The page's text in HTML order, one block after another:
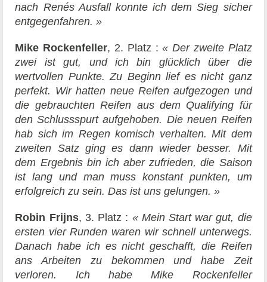
nach Renés Ausfall konnte ich dem Sieg sicher
entgegenfahren. »
Mike Rockenfeller, 2. Platz : « Der zweite Platz
zwei ist gut, und ich bin glücklich über die
wertvollen Punkte. Zu Beginn lief es nicht ganz
perfekt. Wir hatten neue Reifen aufgezogen und
die gebrauchten Reifen aus dem Qualifying für
den Schlussspurt aufgehoben. Die neuen Reifen
hab sich im Regen komisch verhalten. Mit dem
zweiten Satz ging es dann wieder besser. Mit
dem Ergebnis bin ich aber zufrieden, die Saison
ist lang und man muss konstant punkten, um
erfolgreich zu sein. Das ist uns gelungen. »
Robin Frijns, 3. Platz : « Mein Start war gut, die
ersten vier Runden waren wir schnell unterwegs.
Danach habe ich es nicht geschafft, die Reifen
ans Arbeiten zu bekommen und habe Zeit
verloren. Ich habe Mike Rockenfeller